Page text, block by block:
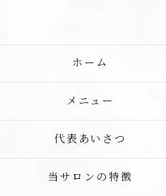
ホーム
メニュー
代表あいさつ
当サロンの特徴